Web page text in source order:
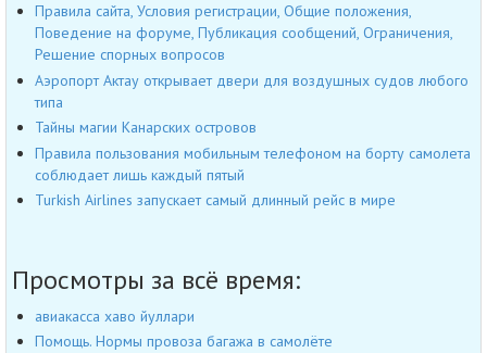
Правила сайта, Условия регистрации, Общие положения,
Поведение на форуме, Публикация сообщений, Ограничения,
Решение спорных вопросов
Аэропорт Актау открывает двери для воздушных судов любого
типа
Тайны магии Канарских островов
Правила пользования мобильным телефоном на борту самолета
соблюдает лишь каждый пятый
Turkish Airlines запускает самый длинный рейс в мире
Просмотры за всё время:
авиакасса хаво йуллари
Помощь. Нормы провоза багажа в самолёте